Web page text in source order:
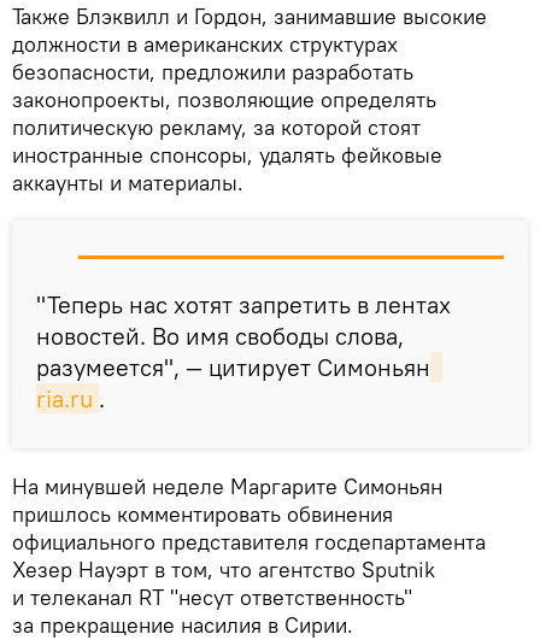
Также Блэквилл и Гордон, занимавшие высокие
должности в американских структурах
безопасности, предложили разработать
законопроекты, позволяющие определять
политическую рекламу, за которой стоят
иностранные спонсоры, удалять фейковые
аккаунты и материалы.
"Теперь нас хотят запретить в лентах
новостей. Во имя свободы слова,
разумеется", — цитирует Симоньян
ria.ru .
На минувшей неделе Маргарите Симоньян
пришлось комментировать обвинения
официального представителя госдепартамента
Хезер Науэрт в том, что агентство Sputnik
и телеканал RT "несут ответственность"
за прекращение насилия в Сирии.